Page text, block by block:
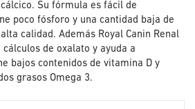
Su fórmula es fácil de
poco fósforo y una cantidad baja de
calidad. Además Royal Canin Renal
de oxalato y ayuda a
bajos contenidos de vitamina D y
grasos Omega 3.
galería
de
imágenes